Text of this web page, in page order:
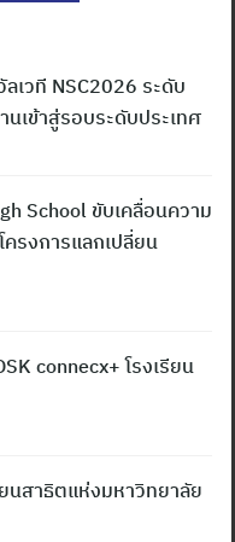
เวที NSC2026 ระดับ
เข้าสู่รอบระดับประเทศ
School ขับเคลื่อนความ
รงการแลกเปลี่ยน
connecx+ โรงเรียน
นสาธิตแห่งมหาวิทยาลัย